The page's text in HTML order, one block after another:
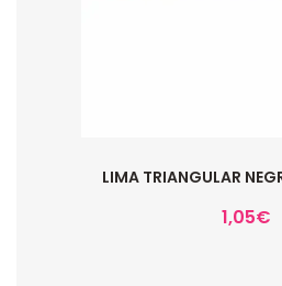
LIMA TRIANGULAR
1,05€